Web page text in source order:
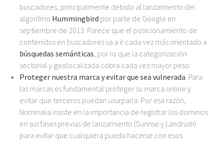
buscadores, principalmente debido al lanzamiento del
algoritmo Hummingbird por parte de Google en
septiembre de 2013. Parece que el posicionamiento de
contenidos en buscadores va a ir cada vez más orientado a
búsquedas semánticas, por lo que la categorización
sectorial y geolocalizada cobra cada vez mayor peso.
Proteger nuestra marca y evitar que sea vulnerada. Para
las marcas es fundamental proteger su marca online y
evitar que terceros puedan usurparla. Por esa razón,
Nominalia insiste en la importancia de registrar los dominios
en sus fases previas de lanzamiento (Sunrise y Landrush)
para evitar que cualquiera pueda hacerse con esos